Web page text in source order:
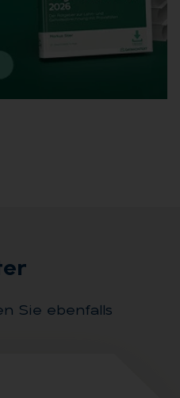
Sie ebenfalls